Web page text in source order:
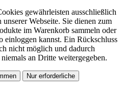
gewährleisten ausschließlich
Webseite. Sie dienen zum
im Warenkorb sammeln oder
einloggen kannst. Ein Rückschluss
nicht möglich und dadurch
an Dritte weitergegeben.
Nur erforderliche